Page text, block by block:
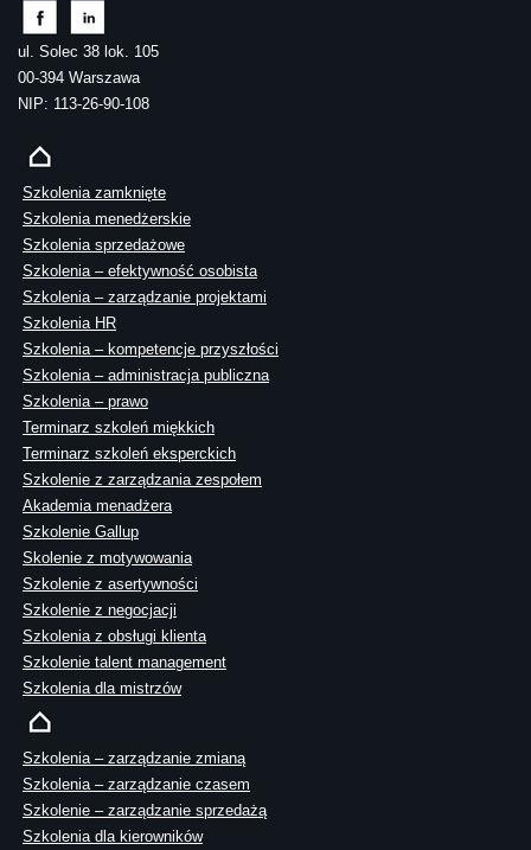
ul. Solec 38 lok. 105
00-394 Warszawa
NIP: 113-26-90-108
Szkolenia zamknięte
Szkolenia menedżerskie
Szkolenia sprzedażowe
Szkolenia – efektywność osobista
Szkolenia – zarządzanie projektami
Szkolenia HR
Szkolenia – kompetencje przyszłości
Szkolenia – administracja publiczna
Szkolenia – prawo
Terminarz szkoleń miękkich
Terminarz szkoleń eksperckich
Szkolenie z zarządzania zespołem
Akademia menadżera
Szkolenie Gallup
Skolenie z motywowania
Szkolenie z asertywności
Szkolenie z negocjacji
Szkolenia z obsługi klienta
Szkolenie talent management
Szkolenia dla mistrzów
Szkolenia – zarządzanie zmianą
Szkolenia – zarządzanie czasem
Szkolenie – zarządzanie sprzedażą
Szkolenia dla kierowników